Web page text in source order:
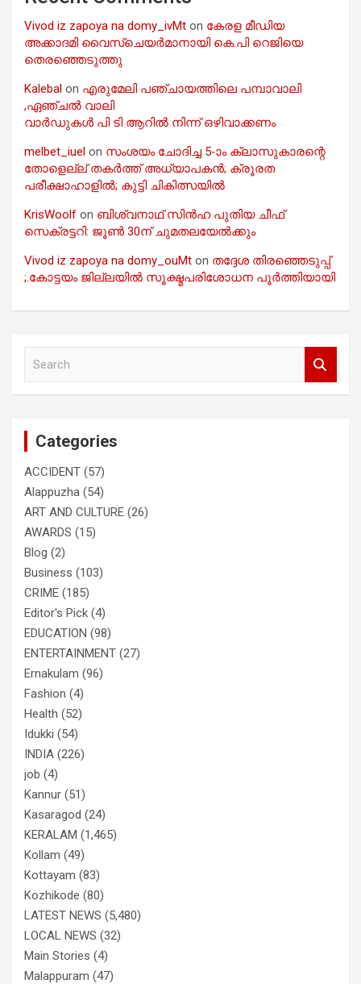
Vivod iz zapoya na domy_ivMt on കേരള മീഡിയ
അക്കാദമി വൈസ്ചെയർമാനായി കെ.പി റെജിയെ
തെരഞ്ഞെടുത്തു
Kalebal on എരുമേലി പഞ്ചായത്തിലെ പമ്പാവാലി
,ഏഞ്ചൽ വാലി
വാർഡുകൾ പി ടി ആറിൽ നിന്ന് ഒഴിവാക്കണം
melbet_iuel on സംശയം ചോദിച്ച 5-ാം ക്ലാസുകാരന്റെ
തോളെല്ല് തകർത്ത് അധ്യാപകൻ; ക്രൂരത
പരീക്ഷാഹാളിൽ; കുട്ടി ചികിത്സയിൽ
KrisWoolf on ബിശ്വനാഥ് സിൻഹ പുതിയ ചീഫ്
സെക്രട്ടറി: ജൂൺ 30ന് ചുമതലയേൽക്കും
Vivod iz zapoya na domy_ouMt on തദ്ദേശ തിരഞ്ഞെടുപ്പ്
;.കോട്ടയം ജില്ലയിൽ സൂക്ഷ്മപരിശോധന പൂർത്തിയായി
Categories
ACCIDENT (57)
Alappuzha (54)
ART AND CULTURE (26)
AWARDS (15)
Blog (2)
Business (103)
CRIME (185)
Editor's Pick (4)
EDUCATION (98)
ENTERTAINMENT (27)
Ernakulam (96)
Fashion (4)
Health (52)
Idukki (54)
INDIA (226)
job (4)
Kannur (51)
Kasaragod (24)
KERALAM (1,465)
Kollam (49)
Kottayam (83)
Kozhikode (80)
LATEST NEWS (5,480)
LOCAL NEWS (32)
Main Stories (4)
Malappuram (47)